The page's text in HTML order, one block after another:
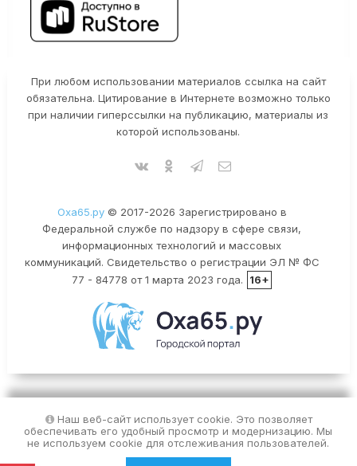
При любом использовании материалов ссылка на сайт
обязательна. Цитирование в Интернете возможно только
при наличии гиперссылки на публикацию, материалы из
которой использованы.
Оха65.ру© 2017-2026 Зарегистрировано в
Федеральной службе по надзору в сфере связи,
информационных технологий и массовых
коммуникаций. Свидетельство о регистрации ЭЛ № ФС
77 - 84778 от 1 марта 2023 года.
16+
Наш веб-сайт использует cookie. Это позволяет
обеспечивать его удобный просмотр и модернизацию. Мы
не используем cookie для отслеживания пользователей.